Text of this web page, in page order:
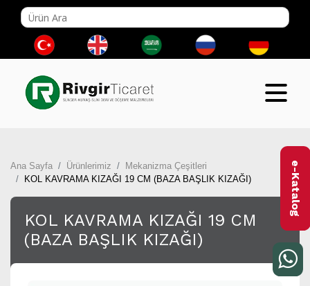
Ana Sayfa Ürünlerimiz
Mekanizma Çeşitleri
KOL KAVRAMA KIZAĞI 19 CM (BAZA BAŞLIK KIZAĞI)
KOL KAVRAMA KIZAĞI 19 CM
(BAZA BAŞLIK KIZAĞI)
e-Katalog